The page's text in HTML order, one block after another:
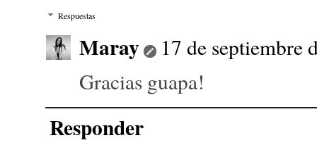
Respuestas
Maray
17 de septiembre
Gracias guapa!
Responder